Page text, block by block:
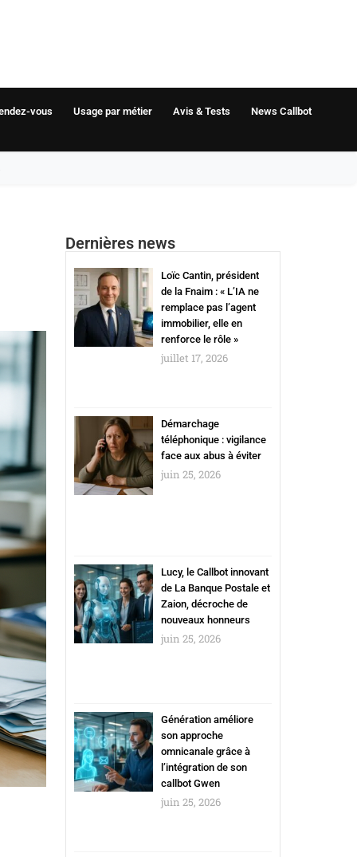
vous Usage par métier Avis & Tests News Callbot
Dernières news
Loïc Cantin, président
de la Fnaim : « L’IA ne
remplace pas l’agent
immobilier, elle en
renforce le rôle »
juillet 17, 2026
Démarchage
téléphonique : vigilance
face aux abus à éviter
juin 25, 2026
Lucy, le Callbot innovant
de La Banque Postale et
Zaion, décroche de
nouveaux honneurs
juin 25, 2026
Génération améliore
son approche
omnicanale grâce à
l’intégration de son
callbot Gwen
juin 25, 2026